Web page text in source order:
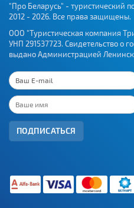
"Про Беларусь" - туристический
2012 - 2026. Все права защищены.
ООО "Туристическая компания
УНП 291537723. Свидетельство о
выдано Администрацией
ПОДПИСАТЬСЯ